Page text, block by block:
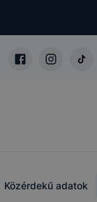
Közérdekű adatok